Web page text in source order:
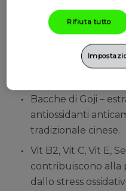
Silver Pro-Complex
Multicentrum Age
Silver-Pro Complex, un
Bacche di Goji –
antiossidanti
tradizionale cinese.
Vit B2, Vit C, Vit E,
contribuiscono
dallo stress
Rifiuta tutto